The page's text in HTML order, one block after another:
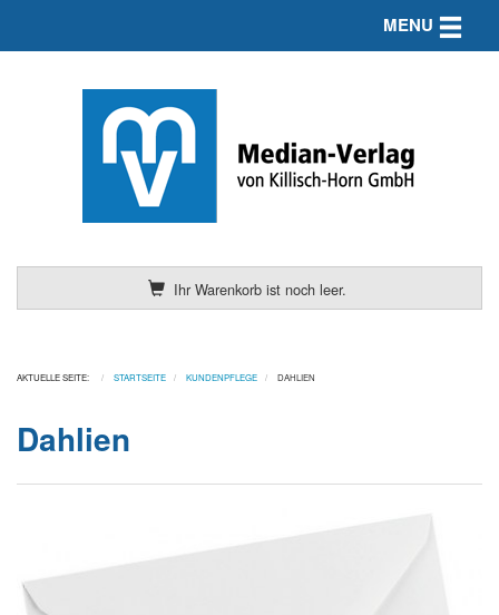
Ihr Warenkorb ist noch leer.
MENU Toggle
AKTUELLE SEITE: STARTSEITE KUNDENPFLEGE DAHLIEN
Dahlien